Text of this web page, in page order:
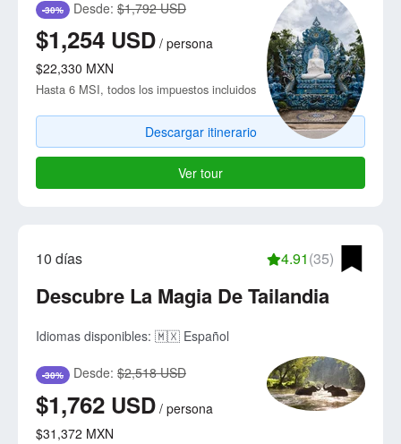
-30% Desde: $1,792 USD
$1,254 USD / persona
$22,330 MXN
Hasta 6 MSI, todos los impuestos incluidos
Descargar itinerario
Ver tour
10 días 4.91(35)
Descubre La Magia De Tailandia
Idiomas disponibles: 🇲🇽 Español
-30% Desde: $2,518 USD
$1,762 USD / persona
$31,372 MXN